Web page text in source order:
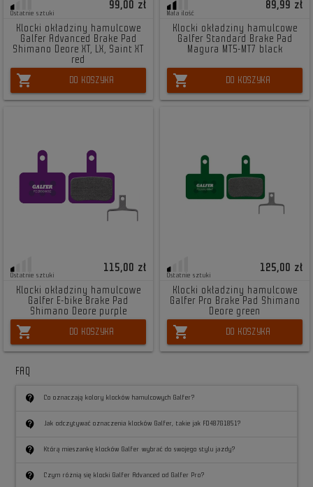
Ostatnie sztuki
99,00 zł
Klocki okładziny hamulcowe
Galfer Advanced Brake Pad
Shimano Deore XT, LX, Saint XT
red
shopping_cart DO KOSZYKA
Mała ilość
89,99 zł
Klocki okładziny hamulcowe
Galfer Standard Brake Pad
Magura MT5-MT7 black
shopping_cart DO KOSZYKA
Ostatnie sztuki
115,00 zł
Klocki okładziny hamulcowe
Galfer E-bike Brake Pad
Shimano Deore purple
shopping_cart DO KOSZYKA
Ostatnie sztuki
125,00 zł
Klocki okładziny hamulcowe
Galfer Pro Brake Pad Shimano
Deore green
shopping_cart DO KOSZYKA
FAQ
contact_support Co oznaczają kolory klocków hamulcowych Galfer?
contact_support Jak odczytywać oznaczenia klocków Galfer, takie jak FD487G1851?
contact_support Którą mieszankę klocków Galfer wybrać do swojego stylu jazdy?
contact_support Czym różnią się klocki Galfer Advanced od Galfer Pro?